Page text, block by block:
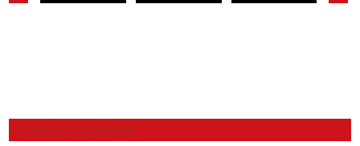
НОВИНИ ЖИТОМИРА